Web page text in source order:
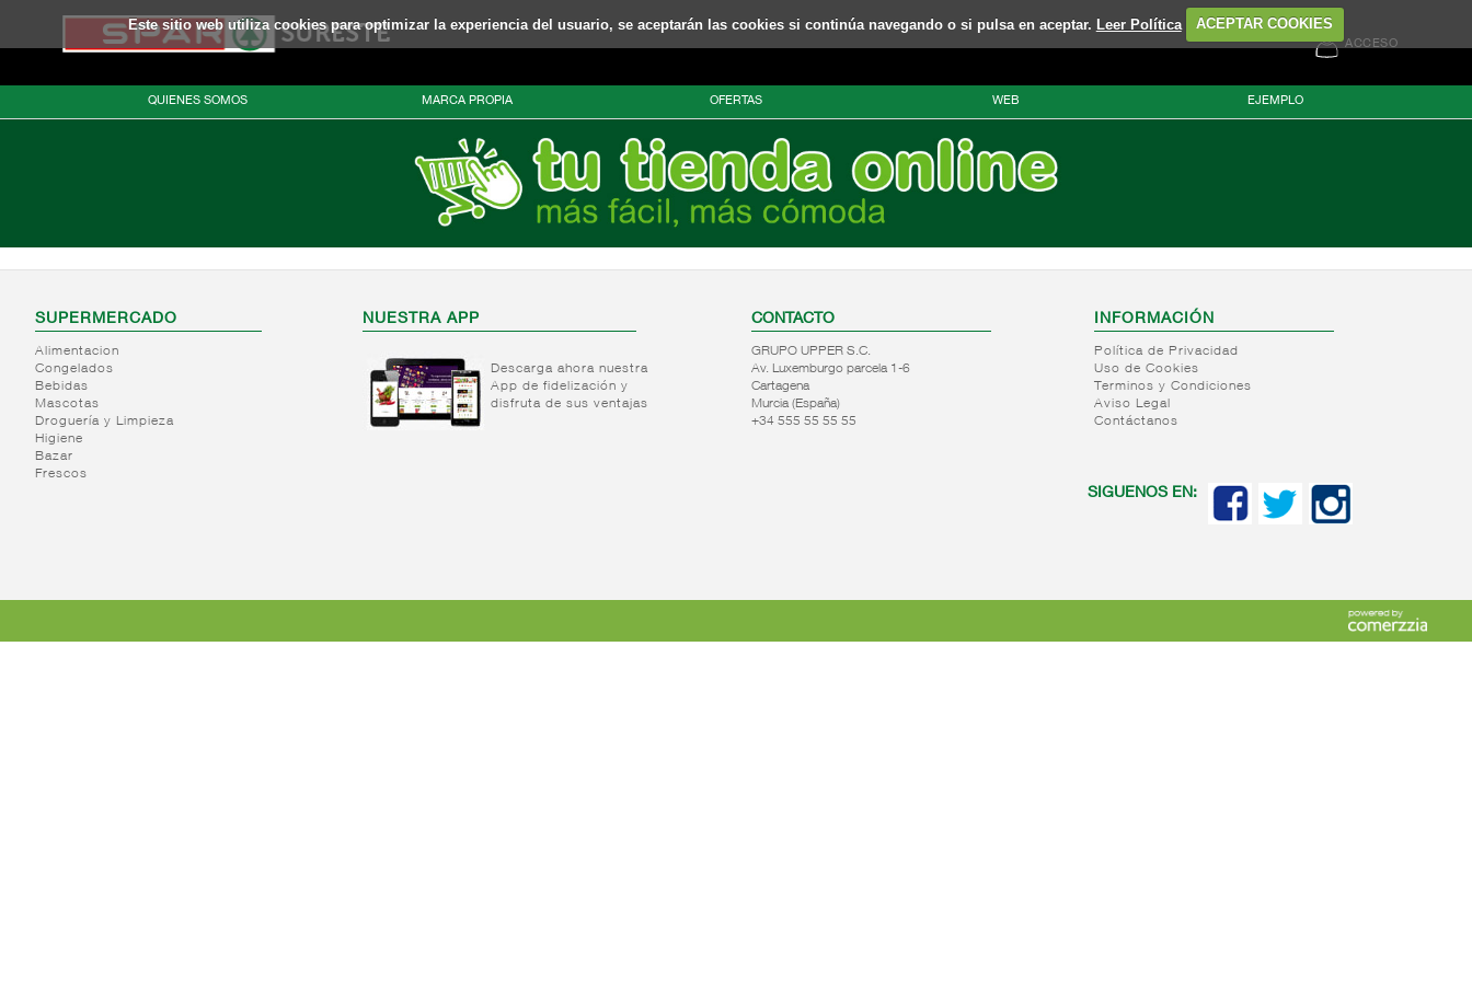
Este sitio web utiliza cookies para optimizar la experiencia del usuario, se aceptarán las cookies si continúa navegando o si pulsa en aceptar. Leer Política ACEPTAR COOKIES
ACCESO
QUIENES SOMOS MARCA PROPIA OFERTAS WEB EJEMPLO
SUPERMERCADO
Alimentacion
Congelados
Bebidas
Mascotas
Droguería y Limpieza
Higiene
Bazar
Frescos
NUESTRA APP
Descarga ahora nuestra
App de fidelización y
disfruta de sus ventajas
CONTACTO
GRUPO UPPER S.C.
Av. Luxemburgo parcela 1-6
Cartagena
Murcia (España)
+34 555 55 55 55
INFORMACIÓN
Política de Privacidad
Uso de Cookies
Terminos y Condiciones
Aviso Legal
Contáctanos
SIGUENOS EN: